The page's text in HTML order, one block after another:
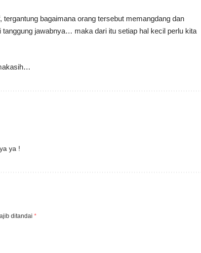
bagaimana orang tersebut memangdang dan
tanggung jawabnya… maka dari itu setiap hal kecil perlu kita
ya !
ditandai *